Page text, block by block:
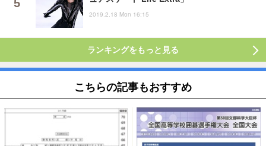
2019.2.18 Mon 16:15
ランキングをもっと見る
こちらの記事もおすすめ